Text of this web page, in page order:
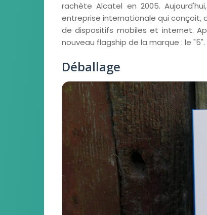
rachète Alcatel en 2005.
entreprise internationale qui conçoit,
de dispositifs mobiles et internet.
nouveau flagship de la marque : le "5".
Déballage